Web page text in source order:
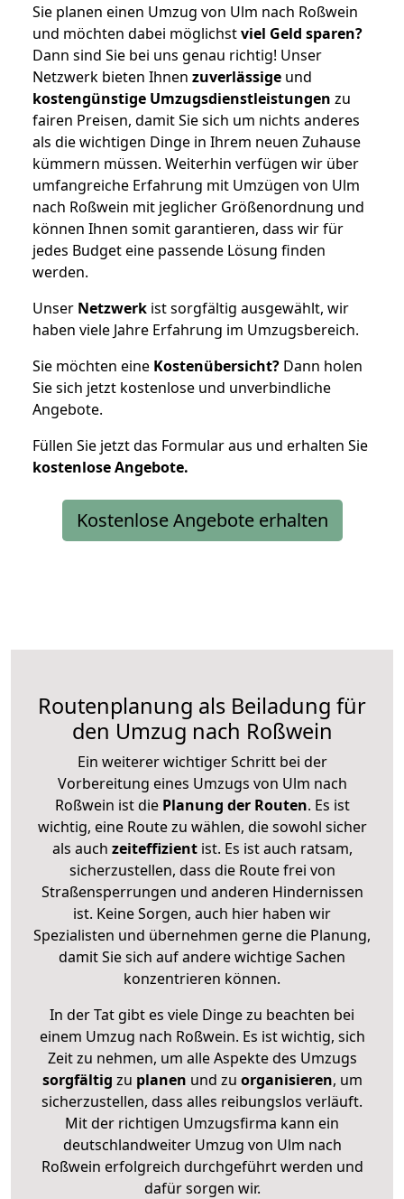
Sie planen einen Umzug von Ulm nach Roßwein
und möchten dabei möglichstviel Geld sparen?
Dann sind Sie bei uns genau richtig! Unser
Netzwerk bieten Ihnen zuverlässige und
kostengünstige Umzugsdienstleistungen zu
fairen Preisen, damit Sie sich um nichts anderes
als die wichtigen Dinge in Ihrem neuen Zuhause
kümmern müssen. Weiterhin verfügen wir über
umfangreiche Erfahrung mit Umzügen von Ulm
nach Roßwein mit jeglicher Größenordnung und
können Ihnen somit garantieren, dass wir für
jedes Budget eine passende Lösung finden
werden.
Unser Netzwerk ist sorgfältig ausgewählt, wir
haben viele Jahre Erfahrung im Umzugsbereich.
Sie möchten eine Kostenübersicht? Dann holen
Sie sich jetzt kostenlose und unverbindliche
Angebote.
Füllen Sie jetzt das Formular aus und erhalten Sie
kostenloseAngebote.
Kostenlose Angebote erhalten
Routenplanung als Beiladung für
den Umzug nach Roßwein
Ein weiterer wichtiger Schritt bei der
Vorbereitung eines Umzugs von Ulm nach
Roßwein ist diePlanung der Routen. Es ist
wichtig, eine Route zu wählen, die sowohl sicher
als auch zeiteffizientist. Es ist auch ratsam,
sicherzustellen, dass die Route frei von
Straßensperrungen und anderen Hindernissen
ist. Keine Sorgen, auch hier haben wir
Spezialisten und übernehmen gerne die Planung,
damit Sie sich auf andere wichtige Sachen
konzentrieren können.
In der Tat gibt es viele Dinge zu beachten bei
einem Umzug nach Roßwein. Es ist wichtig, sich
Zeit zu nehmen, um alle Aspekte des Umzugs
sorgfältig zu planen und zu organisieren, um
sicherzustellen, dass alles reibungslos verläuft.
Mit der richtigen Umzugsfirma kann ein
deutschlandweiter Umzug von Ulm nach
Roßwein erfolgreich durchgeführt werden und
dafür sorgen wir.